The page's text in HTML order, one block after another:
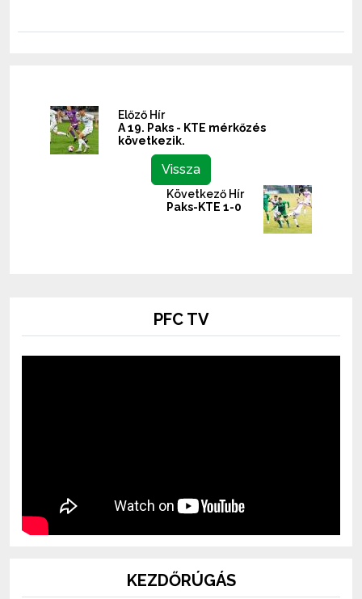
Előző Hír
A 19. Paks - KTE mérkőzés
következik.
Vissza
Következő Hír
Paks-KTE 1-0
PFC TV
KEZDŐRÚGÁS